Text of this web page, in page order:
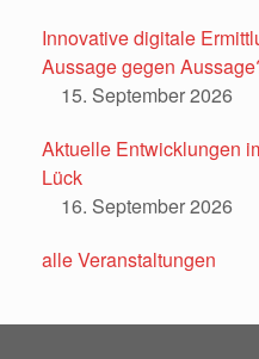
Innovative digitale
Aussage gegen
15. September 2026
Aktuelle Entwicklungen
Lück
16. September 2026
alle Veranstaltungen